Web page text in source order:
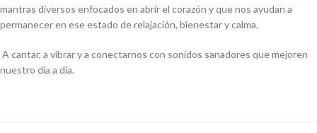
mantras diversos enfocados en abrir el corazón y que nos ayudan a
permanecer en ese estado de relajación, bienestar y calma.
A cantar, a vibrar y a conectarnos con sonidos sanadores que mejoren
nuestro día a día.